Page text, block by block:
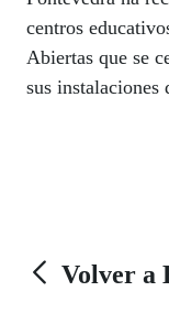
centros
Abiertas que se
sus
Volver a